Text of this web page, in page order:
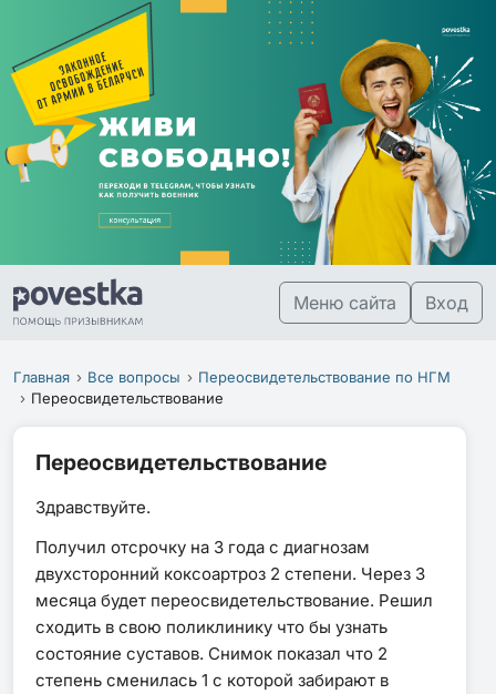
Меню сайта Вход
Главная Все вопросы
Переосвидетельствование по НГМ
Переосвидетельствование
Переосвидетельствование
Здравствуйте.
Получил отсрочку на 3 года с диагнозам
двухсторонний коксоартроз 2 степени. Через 3
месяца будет переосвидетельствование. Решил
сходить в свою поликлинику что бы узнать
состояние суставов. Снимок показал что 2
степень сменилась 1 с которой забирают в